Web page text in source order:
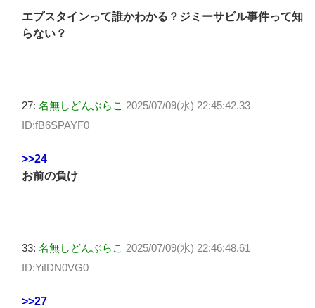
エプスタインって誰かわかる？ジミーサビル事件って知
らない？
27: 名無しどんぶらこ 2025/07/09(水) 22:45:42.33
ID:fB6SPAYF0
>>24
お前の負け
33: 名無しどんぶらこ 2025/07/09(水) 22:46:48.61
ID:YifDN0VG0
>>27